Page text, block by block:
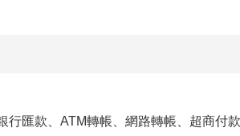
行匯款、ATM轉帳、網路轉帳、超商付